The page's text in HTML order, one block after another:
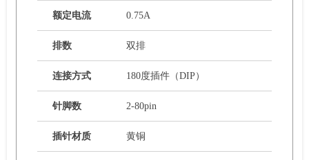
额定电流 0.75A
排数 双排
连接方式 180度插件（DIP）
针脚数 2-80pin
插针材质 黄铜